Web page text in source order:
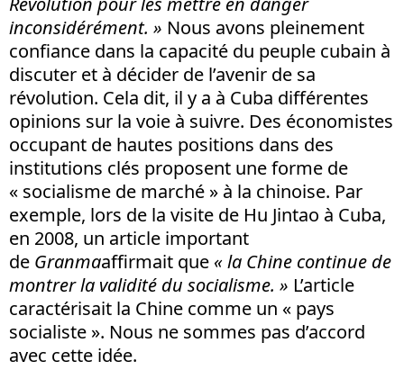
inconsidérément. » Nous avons pleinement
confiance dans la capacité du peuple cubain à
discuter et à décider de l’avenir de sa
révolution. Cela dit, il y a à Cuba différentes
opinions sur la voie à suivre. Des économistes
occupant de hautes positions dans des
institutions clés proposent une forme de
« socialisme de marché » à la chinoise. Par
exemple, lors de la visite de Hu Jintao à Cuba,
en 2008, un article important
de Granmaaffirmait que « la Chine continue de
montrer la validité du socialisme. » L’article
caractérisait la Chine comme un « pays
socialiste ». Nous ne sommes pas d’accord
avec cette idée.